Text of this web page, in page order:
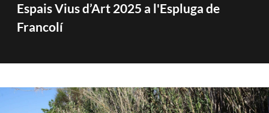
Espais Vius d’Art 2025 a l'Espluga de
Francolí